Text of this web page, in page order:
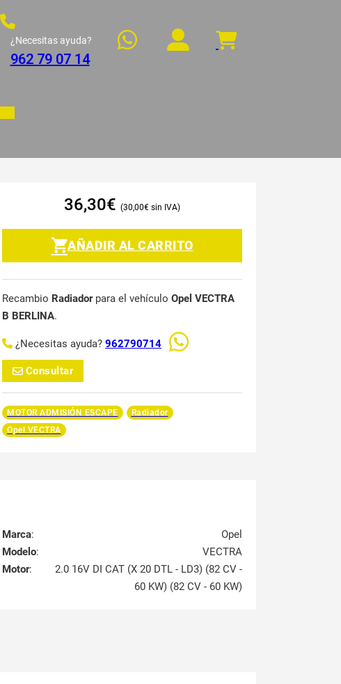
¿Necesitas ayuda?
962 79 07 14
36,30€ 30,00€
AÑADIR AL CARRITO
Recambio Radiadorpara el vehículo Opel VECTRA
B BERLINA.
¿Necesitas ayuda? 962790714
Consultar
MOTOR ADMISIÓN ESCAPE
Radiador
Opel VECTRA
Marca:
Opel
Modelo:
VECTRA
Motor:
2.0 16V DI CAT (X 20 DTL - LD3) (82 CV -
60 KW) (82 CV - 60 KW)